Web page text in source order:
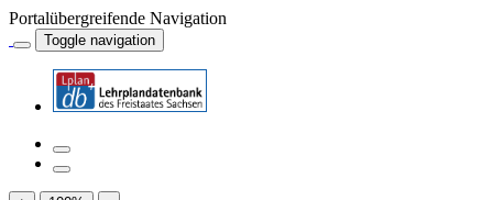
Portalübergreifende Navigation
Toggle navigation